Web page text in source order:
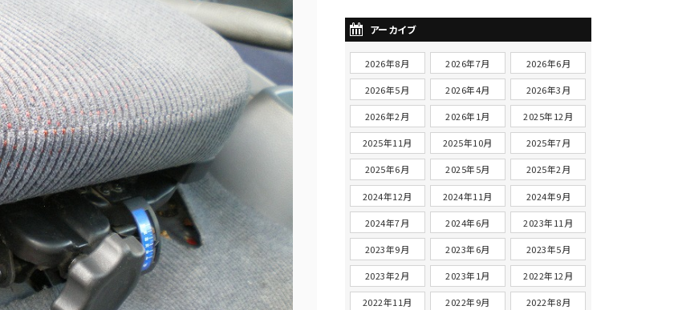
アーカイブ
2026年8月 2026年7月 2026年6月
2026年5月 2026年4月 2026年3月
2026年2月 2026年1月 2025年12月
2025年11月 2025年10月 2025年7月
2025年6月 2025年5月 2025年2月
2024年12月 2024年11月 2024年9月
2024年7月 2024年6月 2023年11月
2023年9月 2023年6月 2023年5月
2023年2月 2023年1月 2022年12月
2022年11月 2022年9月 2022年8月